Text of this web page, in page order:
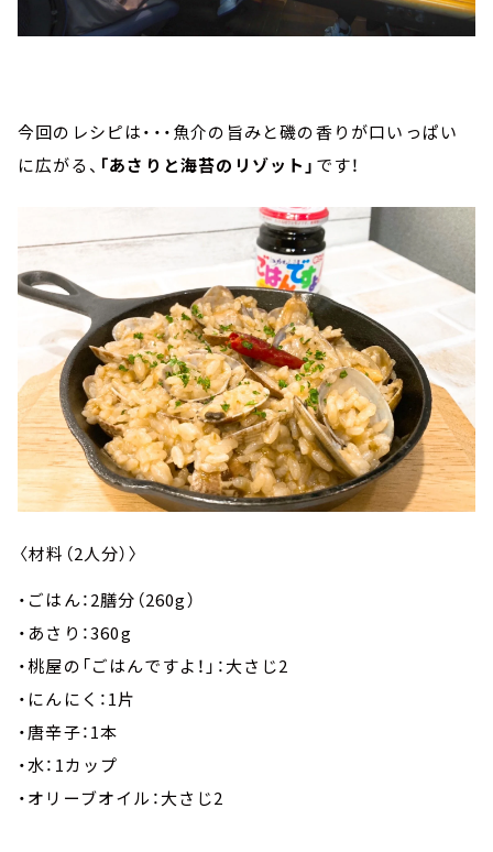
今回のレシピは・・・魚介の旨みと磯の香りが口いっぱい
に広がる、 「あさりと海苔のリゾット」 です！
〈材料（2人分）〉
・ごはん：2膳分（260g）
・あさり：360g
・桃屋の「ごはんですよ！」：大さじ2
・にんにく：1片
・唐辛子：1本
・水：1カップ
・オリーブオイル：大さじ2